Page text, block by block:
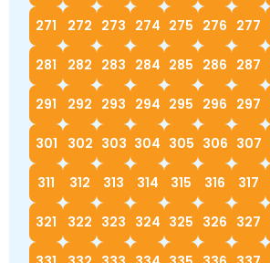
271 272 273 274 275 276 277
281 282 283 284 285 286 287
291 292 293 294 295 296 297
301 302 303 304 305 306 307
311 312 313 314 315 316 317
321 322 323 324 325 326 327